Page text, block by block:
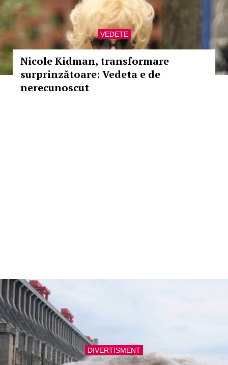
VEDETE
Nicole Kidman, transformare
surprinzătoare: Vedeta e de
nerecunoscut
DIVERTISMENT